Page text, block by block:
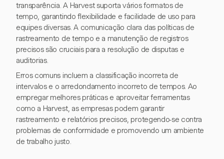
transparência. A Harvest suporta vários formatos de
tempo, garantindo flexibilidade e facilidade de uso para
equipes diversas. A comunicação clara das políticas de
rastreamento de tempo e a manutenção de registros
precisos são cruciais para a resolução de disputas e
auditorias.
Erros comuns incluem a classificação incorreta de
intervalos e o arredondamento incorreto de tempos. Ao
empregar melhores práticas e aproveitar ferramentas
como a Harvest, as empresas podem garantir
rastreamento e relatórios precisos, protegendo-se contra
problemas de conformidade e promovendo um ambiente
de trabalho justo.